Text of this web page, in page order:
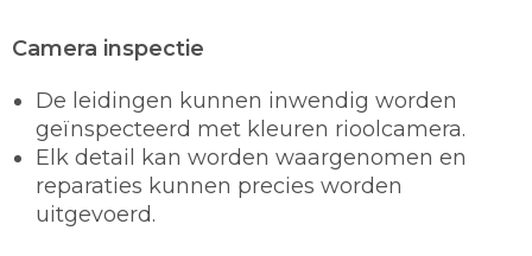
Camera inspectie
De leidingen kunnen inwendig worden
geïnspecteerd met kleuren rioolcamera.
Elk detail kan worden waargenomen en
reparaties kunnen precies worden
uitgevoerd.